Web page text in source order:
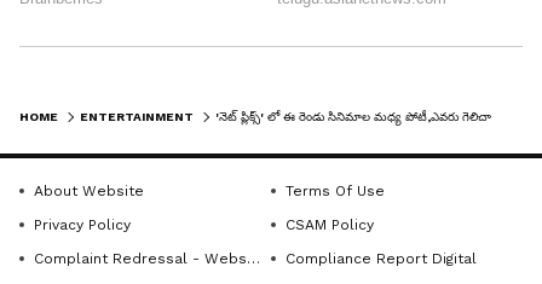
HOME ENTERTAINMENT
About Website
Terms Of Use
Privacy Policy
CSAM Policy
Complaint Redressal - Website
Compliance Report Digital